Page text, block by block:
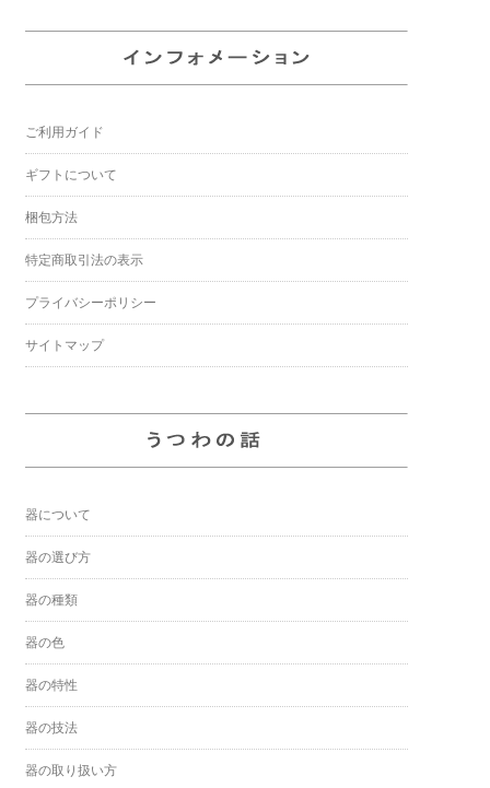
ご利用ガイド
ギフトについて
梱包方法
特定商取引法の表示
プライバシーポリシー
サイトマップ
器について
器の選び方
器の種類
器の色
器の特性
器の技法
器の取り扱い方